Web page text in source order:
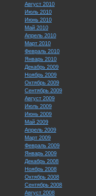
Август 2010
Июль 2010
Июнь 2010
Май 2010
Апрель 2010
Март 2010
Февраль 2010
Январь 2010
Декабрь 2009
Ноябрь 2009
Октябрь 2009
Сентябрь 2009
Август 2009
Июль 2009
Июнь 2009
Май 2009
Апрель 2009
Март 2009
Февраль 2009
Январь 2009
Декабрь 2008
Ноябрь 2008
Октябрь 2008
Сентябрь 2008
Август 2008